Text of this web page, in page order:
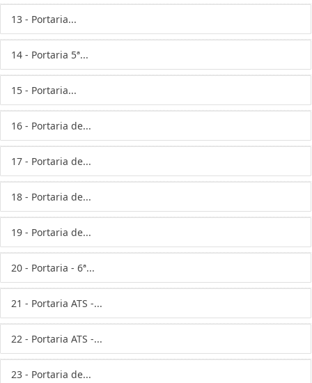
13 - Portaria...
14 - Portaria 5ª...
15 - Portaria...
16 - Portaria de...
17 - Portaria de...
18 - Portaria de...
19 - Portaria de...
20 - Portaria - 6ª...
21 - Portaria ATS -...
22 - Portaria ATS -...
23 - Portaria de...